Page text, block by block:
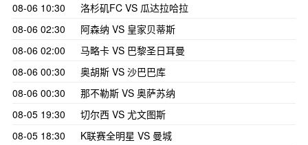
08-06 10:30
洛杉矶FC VS 瓜达拉哈拉
08-06 02:30
阿森纳 VS 皇家贝蒂斯
08-06 02:00
马略卡 VS 巴黎圣日耳曼
08-06 00:30
奥胡斯 VS 沙巴巴库
08-06 00:30
那不勒斯 VS 奥萨苏纳
08-05 19:30
切尔西 VS 尤文图斯
08-05 18:30
K联赛全明星 VS 曼城